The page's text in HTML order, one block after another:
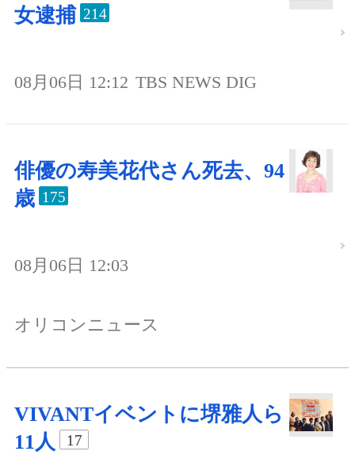
女逮捕 214
08月06日 12:12 TBS NEWS DIG
俳優の寿美花代さん死去、94
歳 175
08月06日 12:03
オリコンニュース
VIVANTイベントに堺雅人ら
11人
17